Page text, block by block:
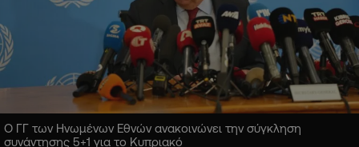
Ο ΓΓ των Ηνωμένων Εθνών ανακοινώνει την σύγκληση
συνάντησης 5+1 για το Κυπριακό